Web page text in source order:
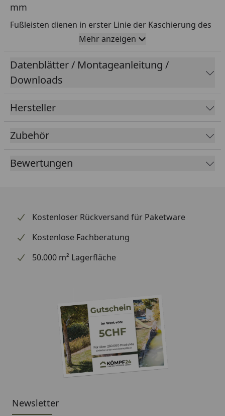
mm
Fußleisten dienen in erster Linie der Kaschierung des
Übergangs vom Boden zur Wand. Da kaum ein
Bodenbelag so verlegt werden kann, dass eine klare,
saubere Kante an der Wand entsteht, sind die Leisten
in beinahe jedem Raum zu finden.
Ob klassisch weiß, natürliche Holz-Optik oder bunt
spannende Akzente.
Oberfläche:
Dekor:
Verlegung:
Verlegung:
Montage mit Befestigungsklipp /
Gesamtstärke:
20 mm
2380 x 60 mm
Mehr anzeigen
Datenblätter / Montageanleitung /
Downloads
Hersteller
Zubehör
Bewertungen
Kostenloser Rückversand für Paketware
Kostenlose Fachberatung
50.000 m² Lagerfläche
Newsletter